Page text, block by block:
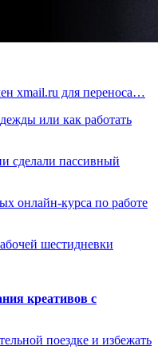
xmail.ru для переноса…
или как работать
сделали пассивный
онлайн-курса по работе
шестидневки
креативов с
поездке и избежать